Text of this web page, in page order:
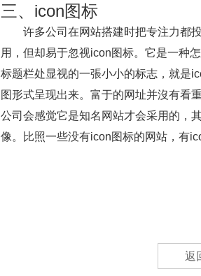
三、icon图标
许多公司在网站搭建时把专注力都投
用，但却易于忽视icon图标。它是一种
标题栏处显视的一張小小的标志，就是
图形式呈现出来。富于的网址并沒有看
公司会感觉它是知名网站才会采用的，
像。比照一些没有icon图标的网站，有
返